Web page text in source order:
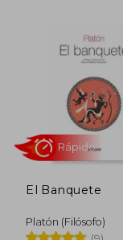
10%
El Banquete
Platón (Filósofo)